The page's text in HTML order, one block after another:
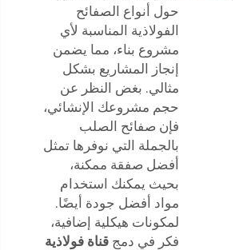
حول أنواع الصفائح
الفولاذية المناسبة لأي
مشروع بناء، مما يضمن
إنجاز المشاريع بشكل
مثالي. بغض النظر عن
حجم مشروعك الإنشائي،
فإن صفائح الصلب
بالجملة التي نوفرها تمثل
أفضل صفقة ممكنة،
بحيث يمكنك استخدام
مواد أفضل جودة أيضًا.
لمكونات هيكلية إضافية،
فكر في دمج قناة فولاذية